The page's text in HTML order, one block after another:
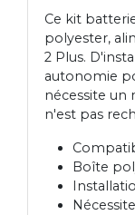
Ce kit
polyester,
2 Plus.
autonomie
nécessite un
n'est pas
Boîte